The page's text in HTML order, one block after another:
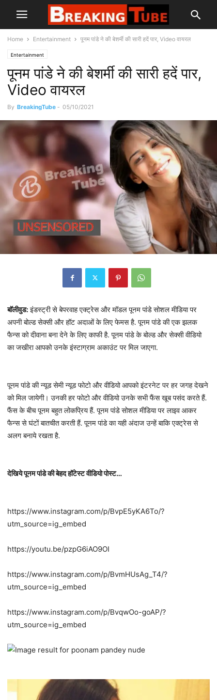
Home Entertainment पूनम पांडे ने की बेशर्मी की सारी हदें पार, Video वायरल
Entertainment
पूनम पांडे ने की बेशर्मी की सारी हदें पार,
Video वायरल
By BreakingTube - 05/10/2021
बॉलीवुड:इंडस्ट्री से बेपरवाह एक्ट्रेस और मॉडल पूनम पांडे सोशल मीडिया पर
अपनी बोल्ड सेक्सी और हॉट अदाओं के लिए फेमस है. पूनम पांडे की एक झलक
फैन्स को दीवाना बना देने के लिए काफी है. पूनम पांडे के बोल्ड और सेक्सी वीडियो
का जखीरा आपको उनके इंस्टाग्राम अकाउंट पर मिल जाएगा.
पूनम पांडे की न्यूड सेमी न्यूड फोटो और वीडियो आपको इंटरनेट पर हर जगह देखने
को मिल जायेगी। उनकी हर फोटो और वीडियो उनके सभी फैंस खूब पसंद करते हैं.
फैंस के बीच पूनम बहुत लोकप्रिय हैं. पूनम पांडे सोशल मीडिया पर लाइव आकर
फैन्स से घंटों बातचीत करती हैं. पूनम पांडे का यही अंदाज उन्हें बाकि एक्ट्रेस से
अलग बनाये रखता है.
देखिये पूनम पांडे की बेहद हॉटेस्ट वीडियो पोस्ट…
https://www.instagram.com/p/BvpE5yKA6To/?
utm_source=ig_embed
https://youtu.be/pzpG6iAO9OI
https://www.instagram.com/p/BvmHUsAg_T4/?
utm_source=ig_embed
https://www.instagram.com/p/BvqwOo-goAP/?
utm_source=ig_embed